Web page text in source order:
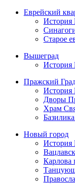
Еврейский
История
Старое
Вышеград
История
Пражский
История
Дворы
Храм
Новый город
История
Карлова